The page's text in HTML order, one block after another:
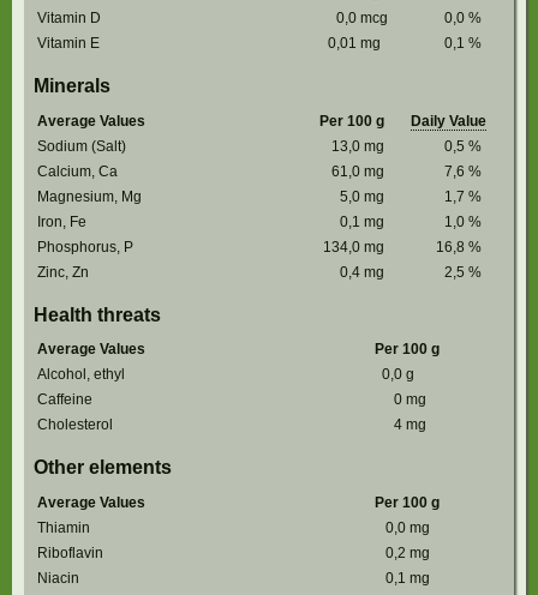
Vitamin D
0,0 mcg 0,0 %
Vitamin E
0,01 mg 0,1 %
Minerals
Average Values Per 100 g
Daily Value
Sodium (Salt)
13,0 mg 0,5 %
Calcium, Ca
61,0 mg 7,6 %
Magnesium, Mg
5,0 mg 1,7 %
Iron, Fe
0,1 mg 1,0 %
Phosphorus, P
134,0 mg 16,8 %
Zinc, Zn
0,4 mg 2,5 %
Health threats
Average Values
Per 100 g
Alcohol, ethyl
0,0 g
Caffeine
0 mg
Cholesterol
4 mg
Other elements
Average Values
Per 100 g
Thiamin
0,0 mg
Riboflavin
0,2 mg
Niacin
0,1 mg